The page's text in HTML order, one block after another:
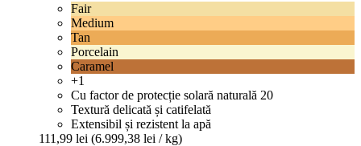
Fair
Medium
Tan
Porcelain
Caramel
+1
Cu factor de protecție solară naturală 20
Textură delicată și catifelată
Extensibil și rezistent la apă
111,99 lei (6.999,38 lei / kg)